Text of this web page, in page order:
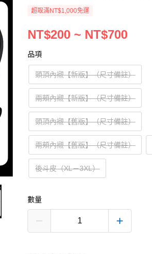
超取滿NT$1,000免運
NT$200 ~ NT$700
品項
頭頂內襯【新版】（尺寸備註）
兩頰內襯【新版】（尺寸備註）
頭頂內襯【舊版】（尺寸備註）
兩頰內襯【舊版】（尺寸備註）
後斗皮（XL－3XL）
數量